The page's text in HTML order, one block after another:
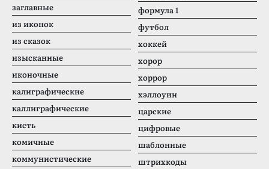
заглавные
из иконок
из сказок
изысканные
иконочные
калиграфические
каллиграфические
кисть
комичные
коммунистические
формула 1
футбол
хоккей
хорор
хоррор
хэллоуин
царские
цифровые
шаблонные
штрихкоды